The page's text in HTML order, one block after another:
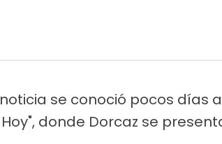
se conoció pocos días
donde Dorcaz se